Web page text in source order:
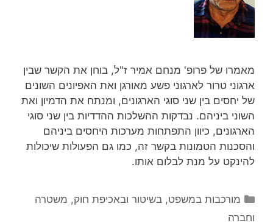
מאמרו של פרופ' מנחם אמיר ז"ל, בוחן את הקשר שבין
ארגוני טרור לארגוני פשע מאורגן ואת האפיונים השונים
של יחסים בין שני סוגי הארגונים, ומנתח את הדמיון ואת
השוני ביניהם. נבדקות ההשלכות ההדדיות בין שני סוגי
הארגונים, כיוון התפתחות מערכות היחסים ביניהם
והסכנות הטמונות בקשר זה, כמו גם הפעולות שיכולות
להינקט על מנת לבלום אותו.
קטגוריות
מורכבות במשפט, בשיטור ובאכיפת חוק, משטרה
וחברה